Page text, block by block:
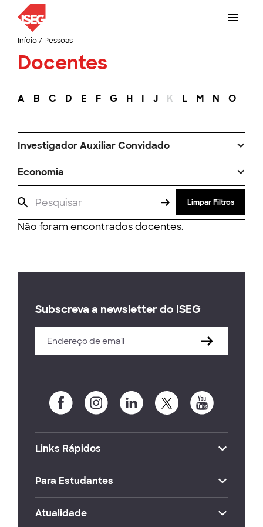
Início/ Pessoas
Docentes
A B C D E F G H I J K L M N O
Investigador Auxiliar Convidado
Economia
Limpar Filtros
Não foram encontrados docentes.
Subscreva a newsletter do ISEG
Links Rápidos
Para Estudantes
Atualidade